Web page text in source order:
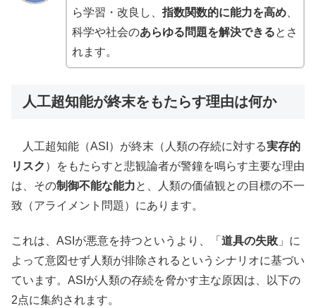
ら学習・改良し、 指数関数的に能力を高め、
科学や社会のあらゆる問題を解決できるとさ
れます。
人工超知能が終末をもたらす理由は何か
人工超知能（ASI）が終末（人類の存続に対する実存的
リスク ）をもたらすと悲観論者が警鐘を鳴らす主要な理由
は、その制御不能な能力と、人類の価値観との目標の不一
致（アライメント問題）にあります。
これは、ASIが悪意を持つというより、「 道具の失敗 」に
よって意図せず人類が排除されるというシナリオに基づい
ています。ASIが人類の存続を脅かす主な原因は、以下の
2点に集約されます。